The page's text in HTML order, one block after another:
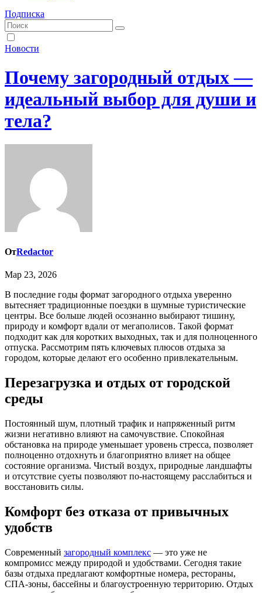
Подписка
Новости
Почему загородный отдых —
идеальный выбор для души и
тела?
ОтRedactor
Мар 23, 2026
В последние годы формат загородного отдыха уверенно
вытесняет традиционные поездки в шумные туристические
центры. Все больше людей осознанно выбирают тишину,
природу и комфорт вдали от мегаполисов. Такой формат
подходит как для коротких выходных, так и для полноценного
отпуска. Рассмотрим пять ключевых плюсов отдыха за
городом, которые делают его особенно привлекательным.
Перезагрузка и отдых от городской
среды
Постоянный шум, плотный трафик и напряженный ритм
жизни негативно влияют на самочувствие. Спокойная
обстановка на природе уменьшает уровень стресса, позволяет
полноценно отдохнуть и благоприятно влияет на общее
состояние организма. Чистый воздух, природные ландшафты
и отсутствие суеты позволяют по-настоящему расслабиться и
восстановить силы.
Комфорт без отказа от привычных
удобств
Современный загородный комплекс — это уже не
компромисс между природой и удобствами. Сегодня такие
базы отдыха предлагают комфортные номера, рестораны,
СПА-зоны, бассейны и благоустроенную территорию. Отдых